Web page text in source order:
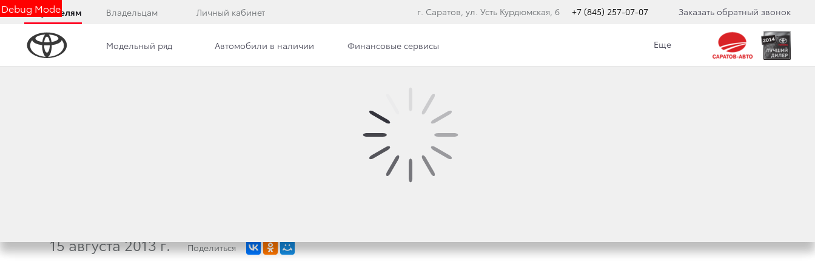
Debug Mode
Покупателям Владельцам Личный кабинет г. Саратов, ул. Усть Курдюмская, 6 +7 (845) 257-07-07 Заказать обратный звонок
Модельный ряд Автомобили в наличии Финансовые сервисы Еще
В МОСКВЕ СТАРТОВАЛ ЧЕМПИОНАТ МИРА ИААФ
ПО ЛЕГКОЙ АТЛЕТИКЕ ПРИ ПОДДЕРЖКЕ КОМПАНИИ
15 августа 2013 г. Поделиться